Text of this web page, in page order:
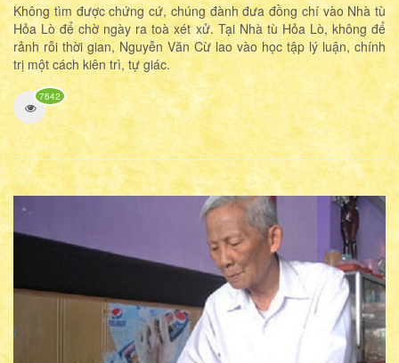
Không tìm được chứng cứ, chúng đành đưa đồng chí vào Nhà tù
Hỏa Lò để chờ ngày ra toà xét xử. Tại Nhà tù Hỏa Lò, không để
rảnh rỗi thời gian, Nguyễn Văn Cừ lao vào học tập lý luận, chính
trị một cách kiên trì, tự giác.
7642